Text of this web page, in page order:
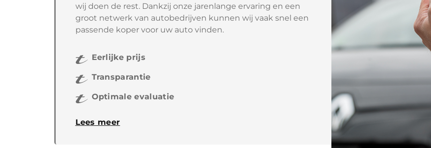
wij doen de rest. Dankzij onze jarenlange ervaring en een
groot netwerk van autobedrijven kunnen wij vaak snel een
passende koper voor uw auto vinden.
Eerlijke prijs
Transparantie
Optimale evaluatie
Lees meer